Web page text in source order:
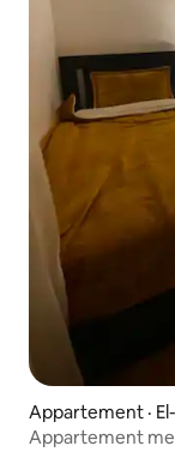
Appartement ·
Appartement